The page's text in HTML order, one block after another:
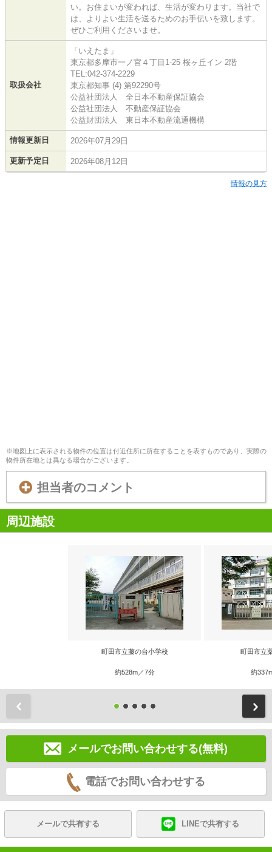
い。お住まいが変われば、生活が変わります。当社で
は、よりよい生活を送るためのお手伝いを致します。
ぜひご利用くださいませ。
取扱会社
「いえたま」
東京都多摩市一ノ宮４丁目1-25 桜ヶ丘イン 2階
TEL:042-374-2229
東京都知事 (4) 第92290号
公益社団法人 全日本不動産保証協会
公益社団法人 不動産保証協会
公益財団法人 東日本不動産流通機構
情報更新日 2026年07月29日
更新予定日 2026年08月12日
情報の見方
※地図上に表示される物件の位置は付近住所に所在することを表すものであり、実際の
物件所在地とは異なる場合がございます。
担当者のコメント
周辺施設
町田市立藤の台小学校
約528m／7分
町田市立
約
メールでお問い合わせする(無料)
電話でお問い合わせする
メールで共有する LINEで共有する